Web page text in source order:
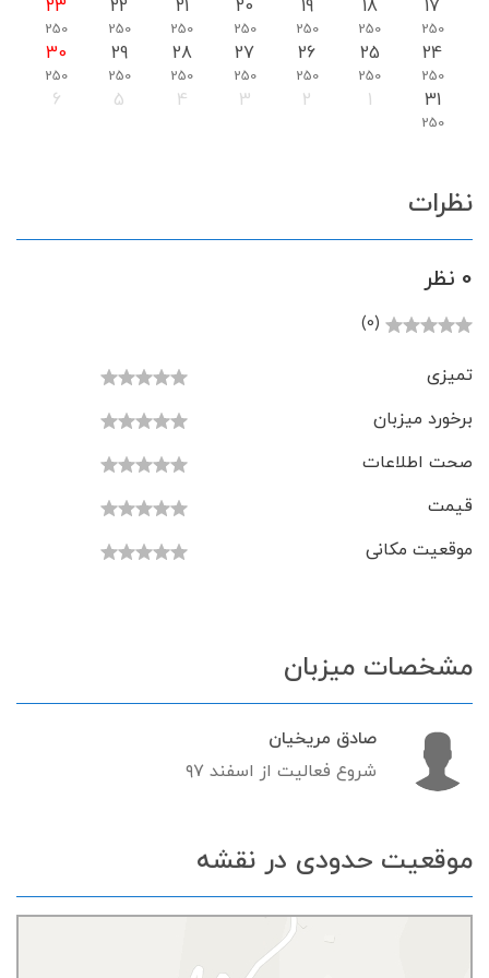
17
250
18
250
19
250
20
250
21
250
22
250
23
250
24
250
25
250
26
250
27
250
28
250
29
250
30
250
31
250
1
2
3
4
5
6
نظرات
0 نظر
(0)
تمیزی
برخورد میزبان
صحت اطلاعات
قیمت
موقعیت مکانی
مشخصات میزبان
صادق مریخیان
شروع فعالیت از اسفند ۹۷
موقعیت حدودی در نقشه